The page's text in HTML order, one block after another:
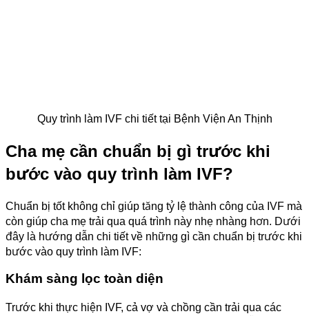
Quy trình làm IVF chi tiết tại Bệnh Viện An Thịnh
Cha mẹ cần chuẩn bị gì trước khi
bước vào quy trình làm IVF?
Chuẩn bị tốt không chỉ giúp tăng tỷ lệ thành công của IVF mà
còn giúp cha mẹ trải qua quá trình này nhẹ nhàng hơn. Dưới
đây là hướng dẫn chi tiết về những gì cần chuẩn bị trước khi
bước vào quy trình làm IVF:
Khám sàng lọc toàn diện
Trước khi thực hiện IVF, cả vợ và chồng cần trải qua các